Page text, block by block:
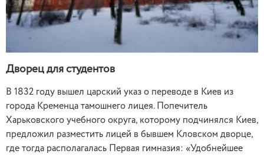
Дворец для студентов
В 1832 году вышел царский указ о переводе в Киев из
города Кременца тамошнего лицея. Попечитель
Харьковского учебного округа, которому подчинялся Киев,
предложил разместить лицей в бывшем Кловском дворце,
где тогда располагалась Первая гимназия: «Удобнейшее